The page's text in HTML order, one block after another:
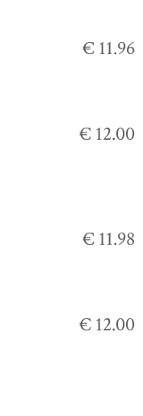
€ 11.96
€ 12.00
€ 11.98
€ 12.00